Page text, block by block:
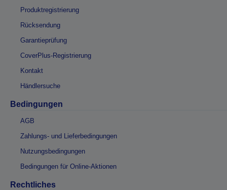
Produktregistrierung
Rücksendung
Garantieprüfung
CoverPlus-Registrierung
Kontakt
Händlersuche
Bedingungen
AGB
Zahlungs- und Lieferbedingungen
Nutzungsbedingungen
Bedingungen für Online-Aktionen
Rechtliches